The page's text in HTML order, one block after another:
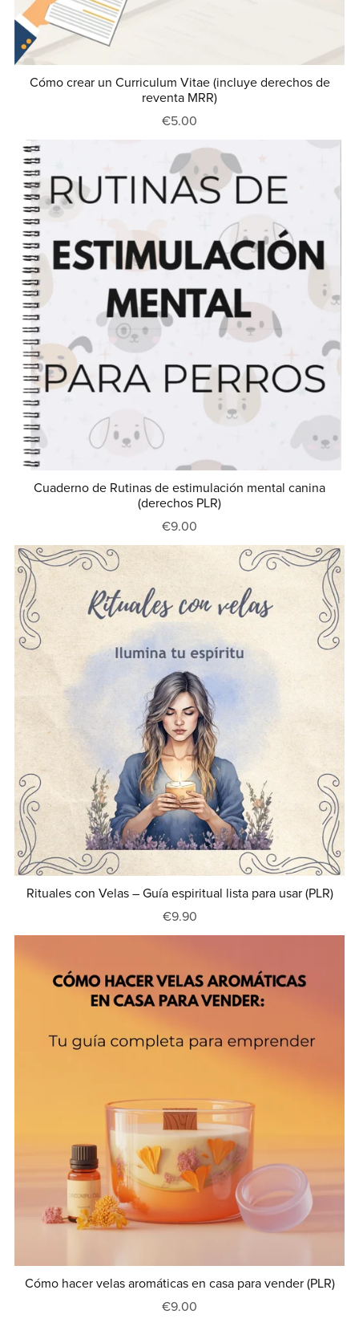
Cómo crear un Curriculum Vitae (incluye derechos de
reventa MRR)
€5.00
Cuaderno de Rutinas de estimulación mental canina
(derechos PLR)
€9.00
Rituales con Velas – Guía espiritual lista para usar (PLR)
€9.90
Cómo hacer velas aromáticas en casa para vender (PLR)
€9.00